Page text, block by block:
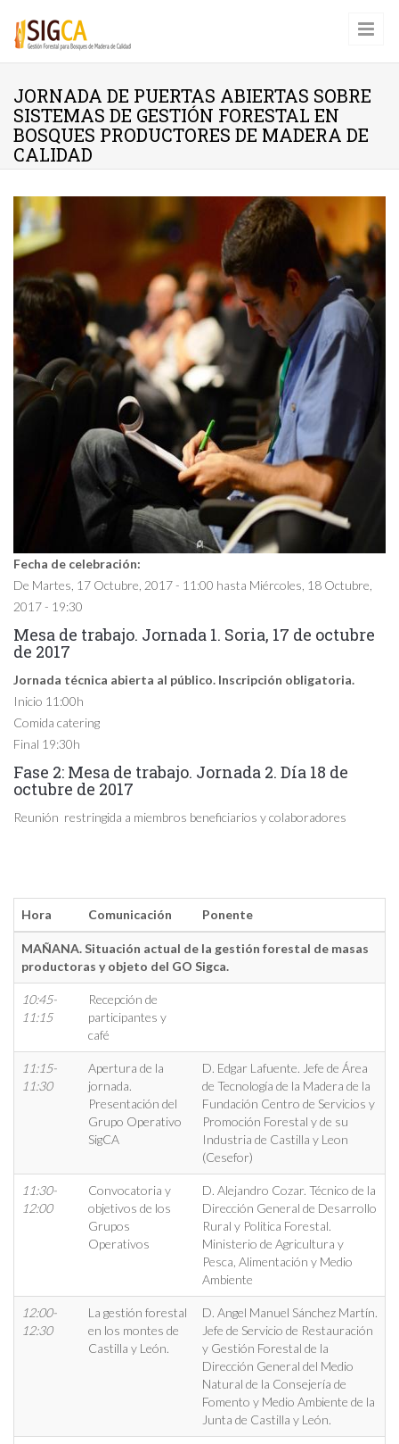
JORNADA DE PUERTAS ABIERTAS SOBRE
SISTEMAS DE GESTIÓN FORESTAL EN
BOSQUES PRODUCTORES DE MADERA DE
CALIDAD
Fecha de celebración:
De Martes, 17 Octubre, 2017 - 11:00 hasta Miércoles, 18 Octubre,
2017 - 19:30
Mesa de trabajo. Jornada 1. Soria, 17 de octubre
de 2017
Jornada técnica abierta al público. Inscripción obligatoria.
Inicio 11:00h
Comida catering
Final 19:30h
Fase 2: Mesa de trabajo. Jornada 2. Día 18 de
octubre de 2017
Reunión restringida a miembros beneficiarios y colaboradores
Hora Comunicación Ponente
MAÑANA. Situación actual de la gestión forestal de masas
productoras y objeto del GO Sigca.
10:45-
11:15
Recepción de
participantes y
café
11:15-
11:30
Apertura de la
jornada.
Presentación del
Grupo Operativo
SigCA
D. Edgar Lafuente. Jefe de Área
de Tecnología de la Madera de la
Fundación Centro de Servicios y
Promoción Forestal y de su
Industria de Castilla y Leon
(Cesefor)
11:30-
12:00
Convocatoria y
objetivos de los
Grupos
Operativos
D. Alejandro Cozar. Técnico de la
Dirección General de Desarrollo
Rural y Politica Forestal.
Ministerio de Agricultura y
Pesca, Alimentación y Medio
Ambiente
12:00-
12:30
La gestión forestal
en los montes de
Castilla y León.
D. Angel Manuel Sánchez Martín.
Jefe de Servicio de Restauración
y Gestión Forestal de la
Dirección General del Medio
Natural de la Consejería de
Fomento y Medio Ambiente de la
Junta de Castilla y León.